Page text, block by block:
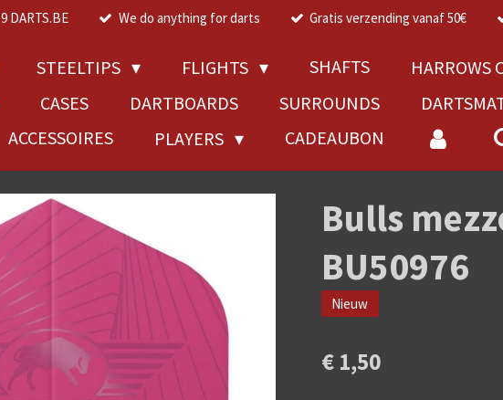
9 DARTS.BE We do anything for darts Gratis verzending vanaf 50€
STEELTIPS FLIGHTS SHAFTS
HARROWS
CASES DARTBOARDS SURROUNDS
ACCESSOIRES PLAYERS CADEAUBON
Bulls
BU50976
Nieuw
€ 1,50